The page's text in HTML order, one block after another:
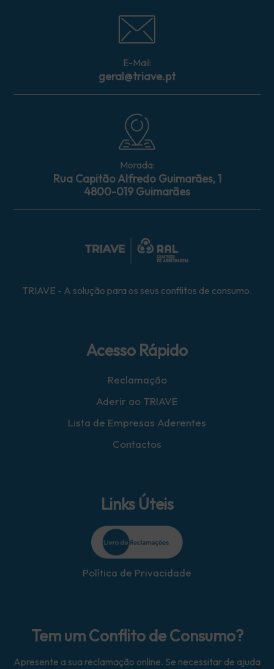
E-Mail:
geral@triave.pt
Morada:
Rua Capitão Alfredo Guimarães, 1
4800-019 Guimarães
TRIAVE - A solução para os seus conflitos de consumo.
Acesso Rápido
Reclamação
Aderir ao TRIAVE
Lista de Empresas Aderentes
Contactos
Links Úteis
Política de Privacidade
Tem um Conflito de Consumo?
Apresente a sua reclamação online. Se necessitar de ajuda